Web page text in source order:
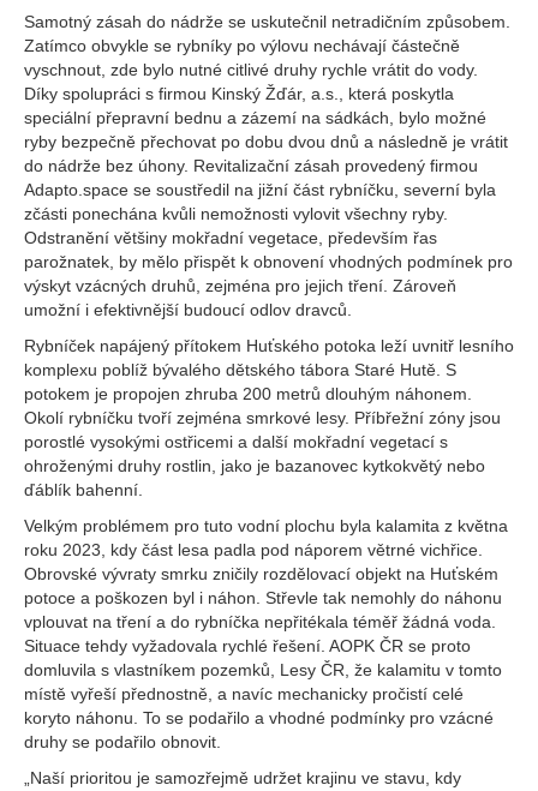
Samotný zásah do nádrže se uskutečnil netradičním způsobem.
Zatímco obvykle se rybníky po výlovu nechávají částečně
vyschnout, zde bylo nutné citlivé druhy rychle vrátit do vody.
Díky spolupráci s firmou Kinský Žďár, a.s., která poskytla
speciální přepravní bednu a zázemí na sádkách, bylo možné
ryby bezpečně přechovat po dobu dvou dnů a následně je vrátit
do nádrže bez úhony. Revitalizační zásah provedený firmou
Adapto.space se soustředil na jižní část rybníčku, severní byla
zčásti ponechána kvůli nemožnosti vylovit všechny ryby.
Odstranění většiny mokřadní vegetace, především řas
parožnatek, by mělo přispět k obnovení vhodných podmínek pro
výskyt vzácných druhů, zejména pro jejich tření. Zároveň
umožní i efektivnější budoucí odlov dravců.
Rybníček napájený přítokem Huťského potoka leží uvnitř lesního
komplexu poblíž bývalého dětského tábora Staré Hutě. S
potokem je propojen zhruba 200 metrů dlouhým náhonem.
Okolí rybníčku tvoří zejména smrkové lesy. Příbřežní zóny jsou
porostlé vysokými ostřicemi a další mokřadní vegetací s
ohroženými druhy rostlin, jako je bazanovec kytkokvětý nebo
ďáblík bahenní.
Velkým problémem pro tuto vodní plochu byla kalamita z května
roku 2023, kdy část lesa padla pod náporem větrné vichřice.
Obrovské vývraty smrku zničily rozdělovací objekt na Huťském
potoce a poškozen byl i náhon. Střevle tak nemohly do náhonu
vplouvat na tření a do rybníčka nepřitékala téměř žádná voda.
Situace tehdy vyžadovala rychlé řešení. AOPK ČR se proto
domluvila s vlastníkem pozemků, Lesy ČR, že kalamitu v tomto
místě vyřeší přednostně, a navíc mechanicky pročistí celé
koryto náhonu. To se podařilo a vhodné podmínky pro vzácné
druhy se podařilo obnovit.
„Naší prioritou je samozřejmě udržet krajinu ve stavu, kdy